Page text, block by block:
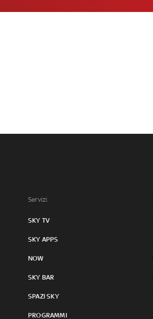
Servizi:
SKY TV
SKY APPS
NOW
SKY BAR
SPAZI SKY
PROGRAMMI